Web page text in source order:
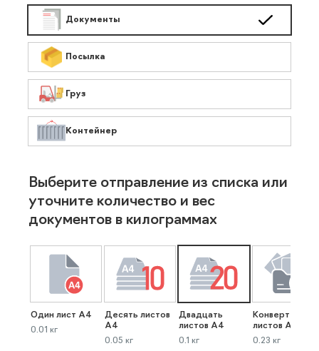
Документы
Посылка
Груз
Контейнер
Выберите отправление из списка или
уточните количество и вес
документов в килограммах
Один лист А4
0.01 кг
Десять листов
А4
0.05 кг
Двадцать
листов А4
0.1 кг
Конверт до 40
листов А4
0.23 кг